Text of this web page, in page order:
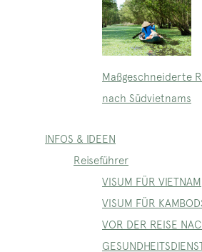
Maßgeschneiderte
nach Südvietnams
INFOS & IDEEN
Reiseführer
VISUM FÜR VIETNAM
VISUM FÜR
VOR DER REISE